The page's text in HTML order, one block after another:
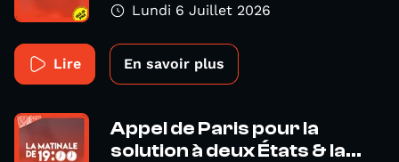
Lundi 6 Juillet 2026
Lire En savoir plus
Appel de Paris pour la
solution à deux États & la...